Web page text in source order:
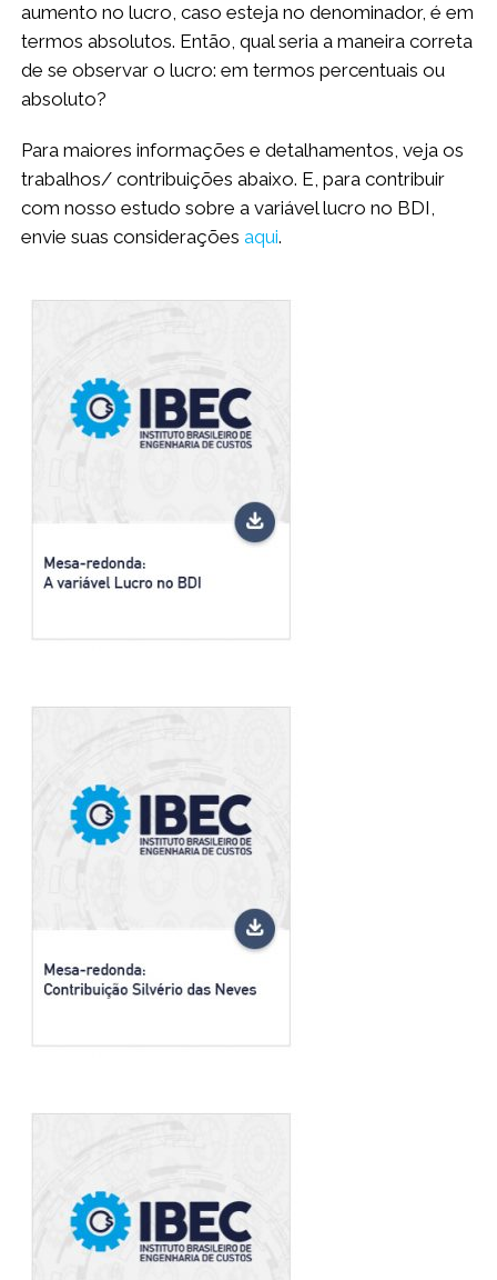
aumento no lucro, caso esteja no denominador, é em
termos absolutos. Então, qual seria a maneira correta
de se observar o lucro: em termos percentuais ou
absoluto?
Para maiores informações e detalhamentos, veja os
trabalhos/ contribuições abaixo. E, para contribuir
com nosso estudo sobre a variável lucro no BDI,
envie suas considerações aqui.